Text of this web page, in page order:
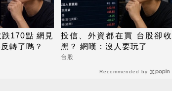
170點 網見
轉了嗎？
投信、外資都在買 台股卻收
黑？ 網嘆：沒人要玩了
台股
Recommended by